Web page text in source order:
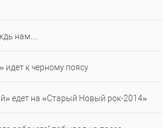
нам…
идет к черному поясу
едет на «Старый Новый рок-2014»